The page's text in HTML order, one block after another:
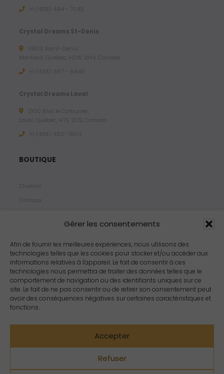
Gérer les consentements
Afin de fournir les meilleures expériences, nous utilisons des
technologies telles que les cookies pour stocker et/ou accéder aux
informations relatives à l'appareil. Le fait de consentir à ces
technologies nous permettra de traiter des données telles que le
comportement de navigation ou des identifiants uniques sur ce
site. Le fait de ne pas consentir ou de retirer son consentement peut
avoir des conséquences négatives sur certaines caractéristiques et
fonctions.
Accepter
Refuser
+1 (438) 494 - 7043
Crystal Dreams St-Denis
3803 Saint-Denis,
Montreal, Quebec, H2W 2M4, Canada
+1 (438) 387 - 6946
Crystal Dreams Laval
2100 Blvd le Corbusier,
Laval, Quebec, H7S 2C9, Canada
+1 ‪(438) 492-7804‬
BOUTIQUE
Chakras
Cristaux
Propriétés
Arômes
Zodiacs